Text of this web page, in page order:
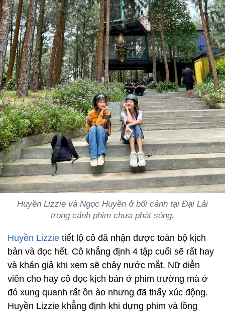
Huyền Lizzie và Ngọc Huyền ở bối cảnh tại Đại Lải
trong cảnh phim chưa phát sóng.
Huyền Lizzie tiết lộ cô đã nhận được toàn bộ kịch
bản và đọc hết. Cô khẳng định 4 tập cuối sẽ rất hay
và khán giả khi xem sẽ chảy nước mắt. Nữ diễn
viên cho hay cô đọc kịch bản ở phim trường mà ở
đó xung quanh rất ồn ào nhưng đã thấy xúc động.
Huyền Lizzie khẳng định khi dựng phim và lồng